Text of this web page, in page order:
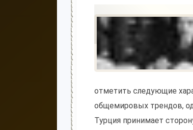
отметить следующие
общемировых трендов,
Турция принимает